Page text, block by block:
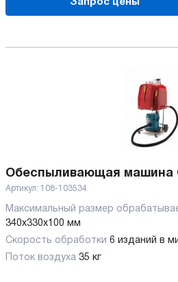
Обеспыливающая машина
Артикул: 108-103534
Максимальный размер
340x330x100 мм
Скорость обработки 6 изданий в
Поток воздуха 35 кг